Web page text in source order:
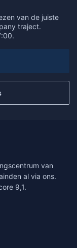
van de juiste
traject.
van
al via ons.
9,1.